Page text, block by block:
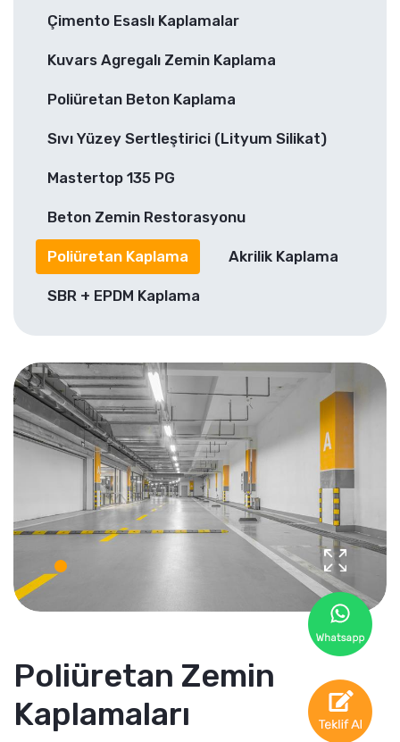
Çimento Esaslı Kaplamalar
Kuvars Agregalı Zemin Kaplama
Poliüretan Beton Kaplama
Sıvı Yüzey Sertleştirici (Lityum Silikat)
Mastertop 135 PG
Beton Zemin Restorasyonu
Poliüretan Kaplama Akrilik Kaplama
SBR + EPDM Kaplama
Poliüretan Zemin
Kaplamaları